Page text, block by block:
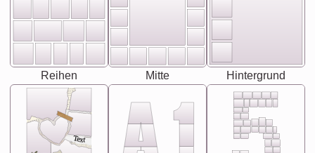
Reihen Mitte Hintergrund
Text